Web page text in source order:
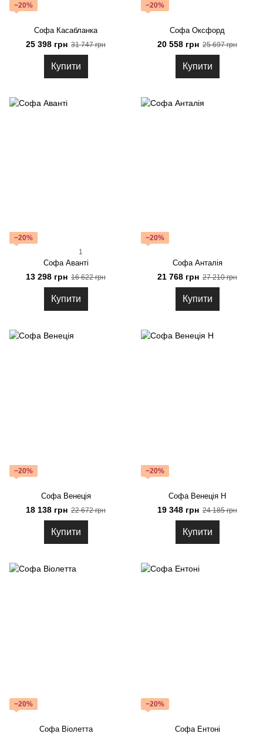
−20%
Софа Касабланка
25 398 грн 31 747 грн
Купити
−20%
Софа Оксфорд
20 558 грн 25 697 грн
Купити
−20%
1
Софа Аванті
13 298 грн 16 622 грн
Купити
−20%
Софа Анталія
21 768 грн 27 210 грн
Купити
−20%
Софа Венеція
18 138 грн 22 672 грн
Купити
−20%
Софа Венеція Н
19 348 грн 24 185 грн
Купити
−20%
Софа Віолетта
−20%
Софа Ентоні